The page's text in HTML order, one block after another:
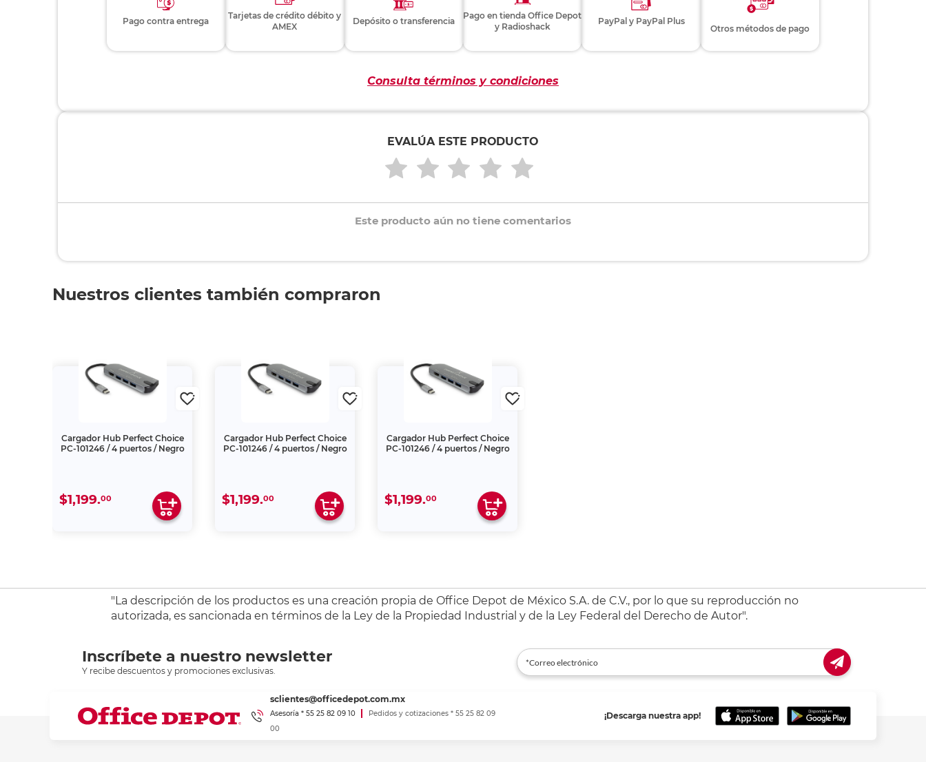
Pago contra entrega
Tarjetas de crédito débito y
AMEX
Depósito o transferencia
Pago en tienda Office Depot
y Radioshack
PayPal y PayPal Plus
Otros métodos de pago
Consulta términos y condiciones
EVALÚA ESTE PRODUCTO
Este producto aún no tiene comentarios
Nuestros clientes también compraron
Cargador Hub Perfect Choice
PC-101246 / 4 puertos / Negro
$1,199.00
Cargador Hub Perfect Choice
PC-101246 / 4 puertos / Negro
$1,199.00
Cargador Hub Perfect Choice
PC-101246 / 4 puertos / Negro
$1,199.00
"La descripción de los productos es una creación propia de Office Depot de México S.A. de C.V., por lo que su reproducción no
autorizada, es sancionada en términos de la Ley de la Propiedad Industrial y de la Ley Federal del Derecho de Autor".
Inscríbete a nuestro newsletter
Y recibe descuentos y promociones exclusivas.
¡Descarga nuestra app!
sclientes@officedepot.com.mx
Asesoría * 55 25 82 09 10
Pedidos y cotizaciones * 55 25 82 09
00